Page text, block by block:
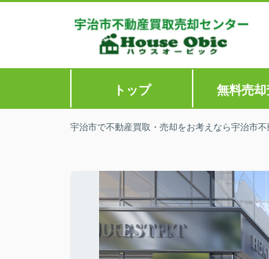
トップ 無料売却
宇治市で不動産買取・売却をお考えなら宇治市